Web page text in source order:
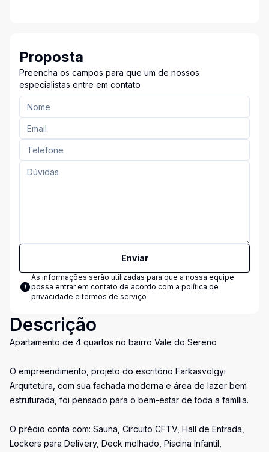
Proposta
Preencha os campos para que um de nossos
especialistas entre em contato
Enviar
As informações serão utilizadas para que a nossa equipe
possa entrar em contato de acordo com a política de
privacidade e termos de serviço
Descrição
Apartamento de 4 quartos no bairro Vale do Sereno
O empreendimento, projeto do escritório Farkasvolgyi
Arquitetura, com sua fachada moderna e área de lazer bem
estruturada, foi pensado para o bem-estar de toda a família.
O prédio conta com: Sauna, Circuito CFTV, Hall de Entrada,
Lockers para Delivery, Deck molhado, Piscina Infantil,